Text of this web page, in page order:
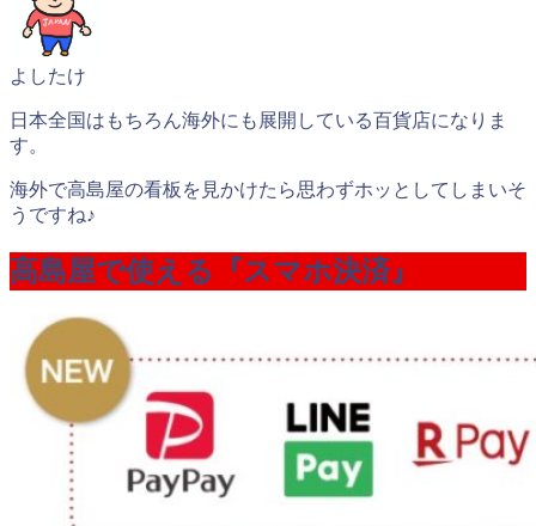
よしたけ
日本全国はもちろん海外にも展開している百貨店になりま
す。
海外で高島屋の看板を見かけたら思わずホッとしてしまいそ
うですね♪
高島屋で使える『スマホ決済』